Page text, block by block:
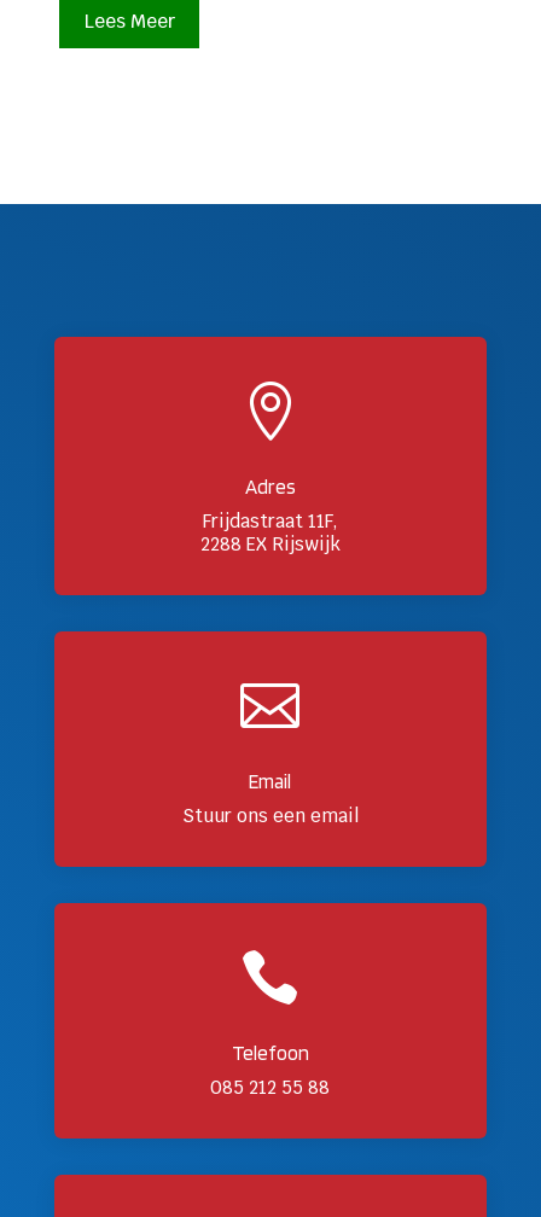
Lees Meer

Adres
Frijdastraat 11F,
2288 EX Rijswijk

Email
Stuur ons een email

Telefoon
085 212 55 88